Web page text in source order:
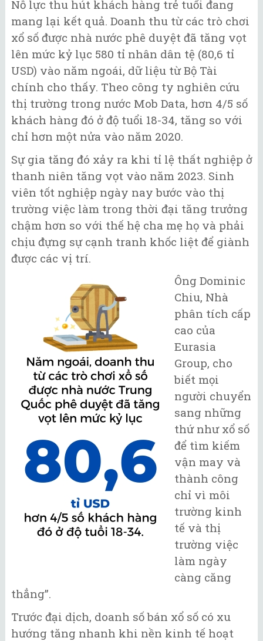
Nỗ lực thu hút khách hàng trẻ tuổi đang
mang lại kết quả. Doanh thu từ các trò chơi
xổ số được nhà nước phê duyệt đã tăng vọt
lên mức kỷ lục 580 tỉ nhân dân tệ (80,6 tỉ
USD) vào năm ngoái, dữ liệu từ Bộ Tài
chính cho thấy. Theo công ty nghiên cứu
thị trường trong nước Mob Data, hơn 4/5 số
khách hàng đó ở độ tuổi 18-34, tăng so với
chỉ hơn một nửa vào năm 2020.
Sự gia tăng đó xảy ra khi tỉ lệ thất nghiệp ở
thanh niên tăng vọt vào năm 2023. Sinh
viên tốt nghiệp ngày nay bước vào thị
trường việc làm trong thời đại tăng trưởng
chậm hơn so với thế hệ cha mẹ họ và phải
chịu đựng sự cạnh tranh khốc liệt để giành
được các vị trí.
Ông Dominic
Chiu, Nhà
phân tích cấp
cao của
Eurasia
Group, cho
biết mọi
người chuyển
sang những
thứ như xổ số
để tìm kiếm
vận may và
thành công
chỉ vì môi
trường kinh
tế và thị
trường việc
làm ngày
càng căng
thẳng”.
Trước đại dịch, doanh số bán xổ số có xu
hướng tăng nhanh khi nền kinh tế hoạt